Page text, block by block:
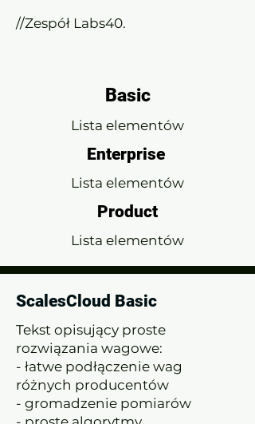
//Zespół Labs40.
Basic
Lista elementów
Enterprise
Lista elementów
Product
Lista elementów
ScalesCloud Basic
Tekst opisujący proste
rozwiązania wagowe:
- łatwe podłączenie wag
różnych producentów
- gromadzenie pomiarów